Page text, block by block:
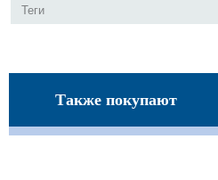
Теги
Также покупают